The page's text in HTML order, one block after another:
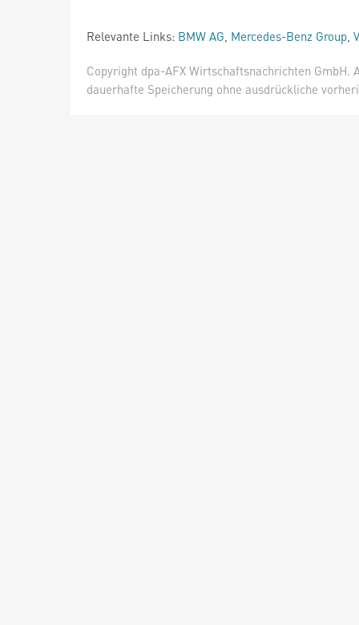
Relevante Links: BMW AG, Mercedes-Benz Group,
Copyright dpa-AFX Wirtschaftsnachrichten
dauerhafte Speicherung ohne ausdrückliche